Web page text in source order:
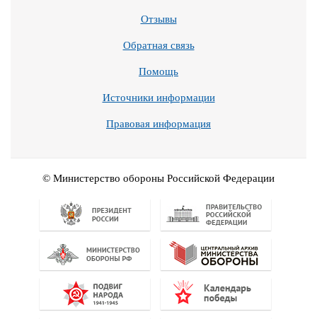
Отзывы
Обратная связь
Помощь
Источники информации
Правовая информация
© Министерство обороны Российской Федерации